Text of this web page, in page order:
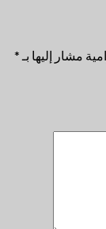
مشار إليها بـ *